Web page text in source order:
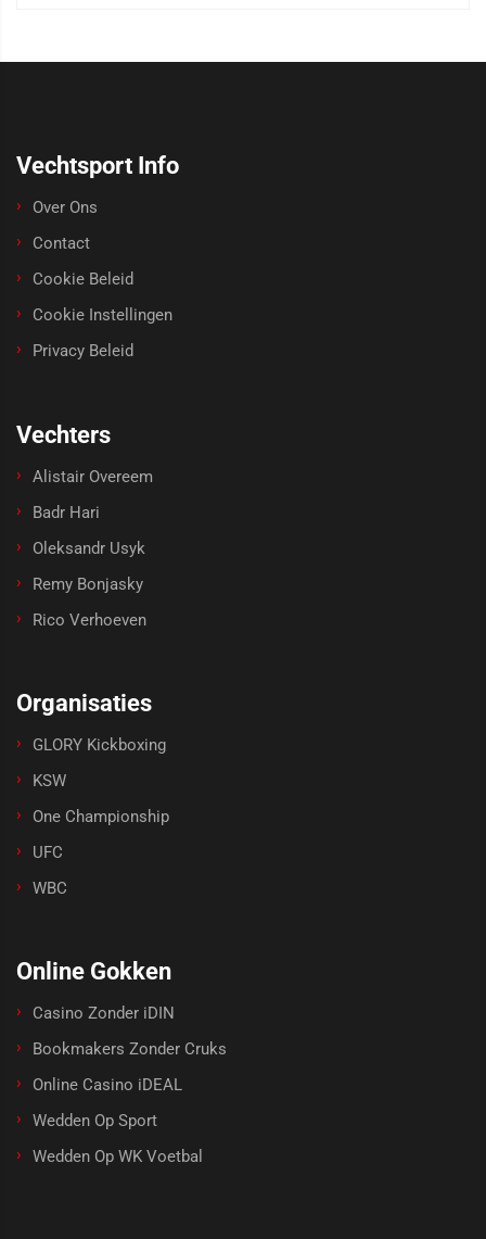
Vechtsport Info
Over Ons
Contact
Cookie Beleid
Cookie Instellingen
Privacy Beleid
Vechters
Alistair Overeem
Badr Hari
Oleksandr Usyk
Remy Bonjasky
Rico Verhoeven
Organisaties
GLORY Kickboxing
KSW
One Championship
UFC
WBC
Online Gokken
Casino Zonder iDIN
Bookmakers Zonder Cruks
Online Casino iDEAL
Wedden Op Sport
Wedden Op WK Voetbal